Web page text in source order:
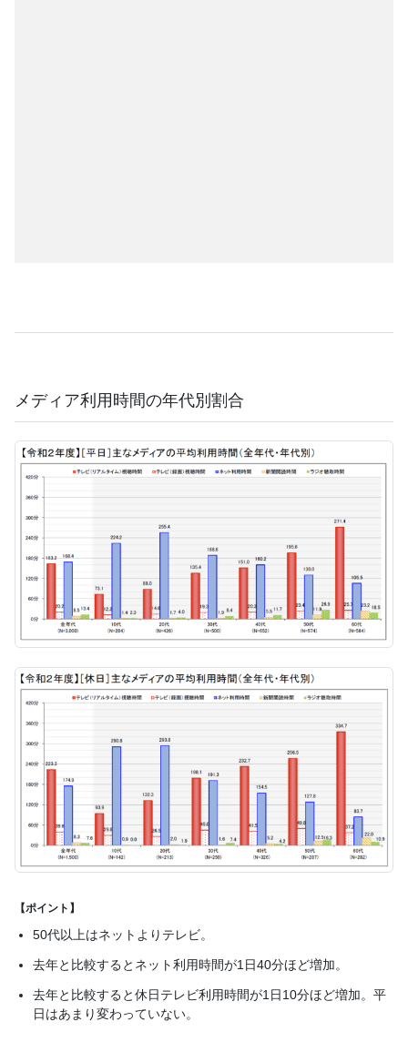
メディア利用時間の年代別割合
【ポイント】
50代以上はネットよりテレビ。
去年と比較するとネット利用時間が1日40分ほど増加。
去年と比較すると休日テレビ利用時間が1日10分ほど増加。平
日はあまり変わっていない。